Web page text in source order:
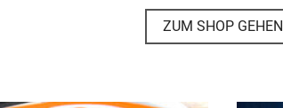
ZUM SHOP GEHEN